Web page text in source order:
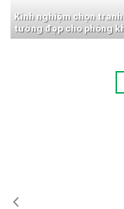
Kinh nghiệm chọn
tường đẹp cho phòng